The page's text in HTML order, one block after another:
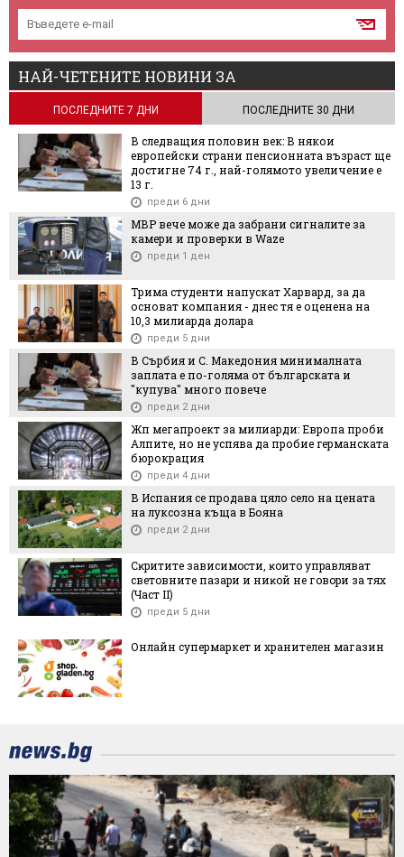
НАЙ-ЧЕТЕНИТЕ НОВИНИ ЗА
ПОСЛЕДНИТЕ 7 ДНИ ПОСЛЕДНИТЕ 30 ДНИ
В следващия половин век: В някои
европейски страни пенсионната възраст ще
достигне 74 г., най-голямото увеличение е
13 г.
преди 6 дни
МВР вече може да забрани сигналите за
камери и проверки в Waze
преди 1 ден
Трима студенти напускат Харвард, за да
основат компания - днес тя е оценена на
10,3 милиарда долара
преди 5 дни
В Сърбия и С. Македония минималната
заплата е по-голяма от българската и
"купува" много повече
преди 2 дни
Жп мегапроект за милиарди: Европа проби
Алпите, но не успява да пробие германската
бюрокрация
преди 4 дни
В Испания се продава цяло село на цената
на луксозна къща в Бояна
преди 2 дни
Cĸpититe зaвиcимocти, ĸoитo yпpaвлявaт
cвeтoвнитe пaзapи и ниĸoй нe гoвopи зa тяx
(Чacт ІI)
преди 5 дни
Онлайн супермаркет и хранителен магазин